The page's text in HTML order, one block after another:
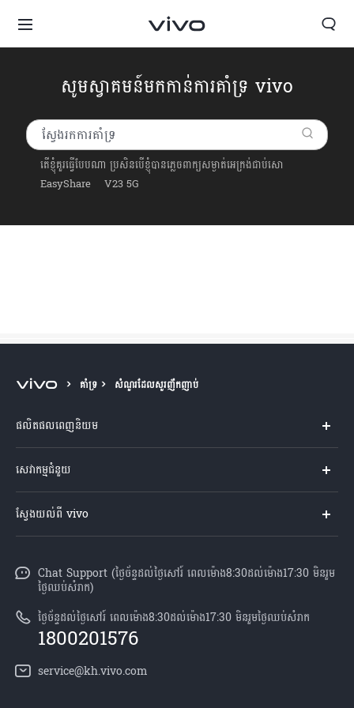
សូមស្វាគមន៍មកកាន់ការគាំទ្រ vivo
តើខ្ញុំគួរធ្វើបែបណា ប្រសិនបើខ្ញុំបានភ្លេចពាក្យសម្ងាត់អេក្រង់ជាប់សោ
EasyShare
V23 5G
គាំទ្រ សំណួរដែលសួរញឹកញាប់
ផលិតផលពេញនិយម
V60 Lite
V60 5G
V50 Lite
បណ្តាហាងលក់
គ្រប់ម៉ូឌែល
សេវាកម្មជំនួយ
មជ្ឈមណ្ឌល​សេវាកម្ម
Funtouch OS
ការផ្ទៀងផ្ទាត់ IMEI
ពិនិត្យតម្លៃគ្រឿងបន្លាស់
សេវាកម្មជួសជុលដោយដឹកយកទៅជូន
ស្វែងយល់ពី vivo
ព័ត៌មាន
អាជីពនៅ vivo
សេចក្តីជូនដំណឹងផ្លូវច្បាប់
អំពី​ពួក​យើង
Chat Support (ថ្ងៃច័ន្ទដល់ថ្ងៃសៅរ៍ ពេលម៉ោង8:30ដល់ម៉ោង17:30 មិនរួម
ថ្ងៃឈប់សំរាក)
ថ្ងៃច័ន្ទដល់ថ្ងៃសៅរ៍ ពេលម៉ោង8:30ដល់ម៉ោង17:30 មិនរួមថ្ងៃឈប់សំរាក
1800201576
service@kh.vivo.com